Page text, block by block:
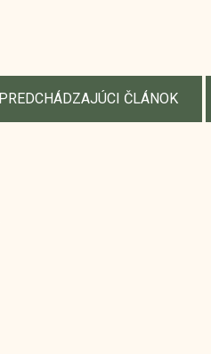
PREDCHÁDZAJÚCI ČLÁNOK